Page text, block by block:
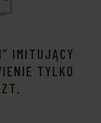
IMITUJĄCY
TYLKO